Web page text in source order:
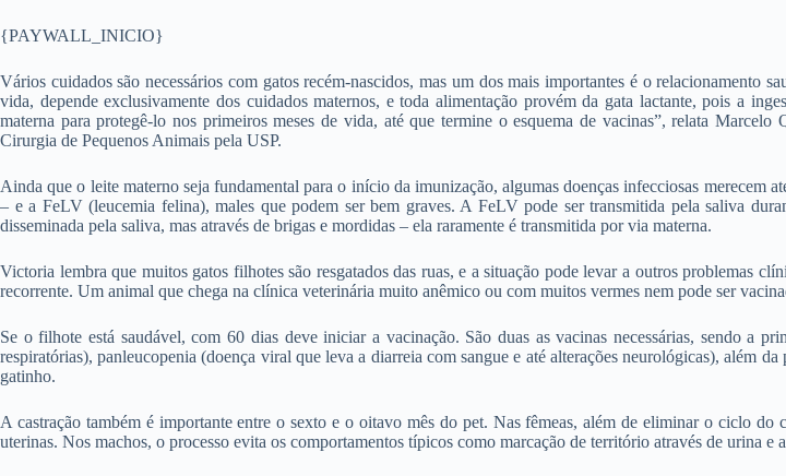
{PAYWALL_INICIO}
Vários cuidados são necessários com gatos recém-nascidos, mas um dos mais importantes é o relacionamento
vida, depende exclusivamente dos cuidados maternos, e toda alimentação provém da gata lactante, pois a
materna para protegê-lo nos primeiros meses de vida, até que termine o esquema de vacinas”, relata
Cirurgia de Pequenos Animais pela USP.
Ainda que o leite materno seja fundamental para o início da imunização, algumas doenças infecciosas
– e a FeLV (leucemia felina), males que podem ser bem graves. A FeLV pode ser transmitida pela saliva
disseminada pela saliva, mas através de brigas e mordidas – ela raramente é transmitida por via materna.
Victoria lembra que muitos gatos filhotes são resgatados das ruas, e a situação pode levar a outros problemas
recorrente. Um animal que chega na clínica veterinária muito anêmico ou com muitos vermes nem pode ser
Se o filhote está saudável, com 60 dias deve iniciar a vacinação. São duas as vacinas necessárias, sendo a
respiratórias), panleucopenia (doença viral que leva a diarreia com sangue e até alterações neurológicas), além
gatinho.
A castração também é importante entre o sexto e o oitavo mês do pet. Nas fêmeas, além de eliminar o ciclo
uterinas. Nos machos, o processo evita os comportamentos típicos como marcação de território através de urina e